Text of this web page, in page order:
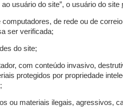
usuário do site”, o usuário do site
de rede ou de
ser verificada;
do site;
com conteúdo invasivo,
protegidos por propriedade
ou materiais ilegais, agressivos,